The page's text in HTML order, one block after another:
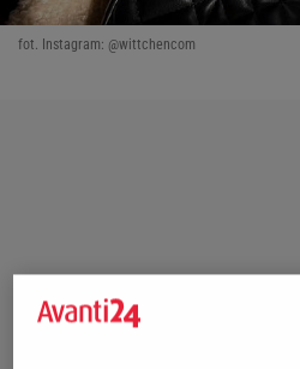
fot. Instagram: @wittchencom